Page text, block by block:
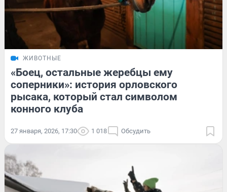
ЖИВОТНЫЕ
«Боец, остальные жеребцы ему
соперники»: история орловского
рысака, который стал символом
конного клуба
27 января, 2026, 17:30 1 018 Обсудить